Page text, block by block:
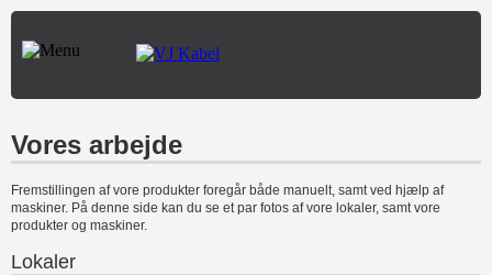
Vores arbejde
Fremstillingen af vore produkter foregår både manuelt, samt ved hjælp af
maskiner. På denne side kan du se et par fotos af vore lokaler, samt vore
produkter og maskiner.
Lokaler